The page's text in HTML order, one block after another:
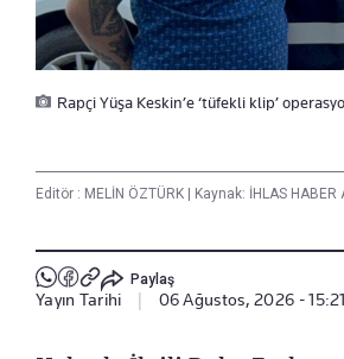
Rapçi Yüşa Keskin’e ‘tüfekli klip’
Editör : MELİN ÖZTÜRK Kaynak: İHLAS HABER
Paylaş
Yayın Tarihi 06 Ağustos, 2026 - 15:21